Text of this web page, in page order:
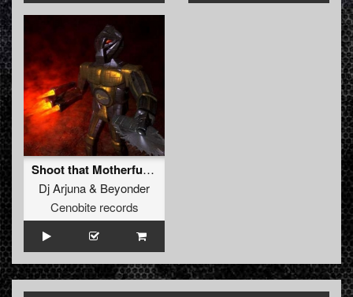
Shoot that Motherfuck (Original)
Dj Arjuna& Beyonder
Cenobite records